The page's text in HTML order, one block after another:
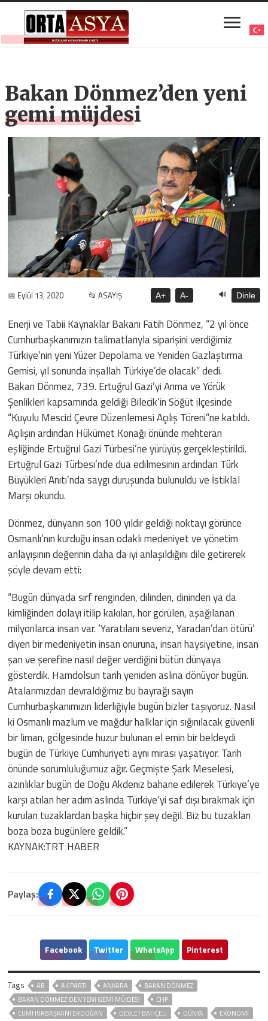
Bakan Dönmez’den yeni
gemi müjdesi
📅 Eylül 13, 2020 📂 ASAYİŞ A+ A- 🔊 Dinle
Enerji ve Tabii Kaynaklar Bakanı Fatih Dönmez, “2 yıl önce
Cumhurbaşkanımızın talimatlarıyla siparişini verdiğimiz
Türkiye’nin yeni Yüzer Depolama ve Yeniden Gazlaştırma
Gemisi, yıl sonunda inşallah Türkiye’de olacak” dedi.
Bakan Dönmez, 739. Ertuğrul Gazi’yi Anma ve Yörük
Şenlikleri kapsamında geldiği Bilecik’in Söğüt ilçesinde
“Kuyulu Mescid Çevre Düzenlemesi Açılış Töreni”ne katıldı.
Açılışın ardından Hükümet Konağı önünde mehteran
eşliğinde Ertuğrul Gazi Türbesi’ne yürüyüş gerçekleştirildi.
Ertuğrul Gazi Türbesi’nde dua edilmesinin ardından Türk
Büyükleri Anıtı’nda saygı duruşunda bulunuldu ve İstiklal
Marşı okundu.
Dönmez, dünyanın son 100 yıldır geldiği noktayı görünce
Osmanlı’nın kurduğu insan odaklı medeniyet ve yönetim
anlayışının değerinin daha da iyi anlaşıldığını dile getirerek
şöyle devam etti:
“Bugün dünyada sırf renginden, dilinden, dininden ya da
kimliğinden dolayı itilip kakılan, hor görülen, aşağılanan
milyonlarca insan var. ‘Yaratılanı severiz, Yaradan’dan ötürü’
diyen bir medeniyetin insan onuruna, insan haysiyetine, insan
şan ve şerefine nasıl değer verdiğini bütün dünyaya
gösterdik. Hamdolsun tarih yeniden aslına dönüyor bugün.
Atalarımızdan devraldığımız bu bayrağı sayın
Cumhurbaşkanımızın liderliğiyle bugün bizler taşıyoruz. Nasıl
ki Osmanlı mazlum ve mağdur halklar için sığınılacak güvenli
bir liman, gölgesinde huzur bulunan el emin bir beldeydi
bugün de Türkiye Cumhuriyeti aynı mirası yaşatıyor. Tarih
önünde sorumluluğumuz ağır. Geçmişte Şark Meselesi,
azınlıklar bugün de Doğu Akdeniz bahane edilerek Türkiye’ye
karşı atılan her adım aslında Türkiye’yi saf dışı bırakmak için
kurulan tuzaklardan başka hiçbir şey değil. Biz bu tuzakları
boza boza bugünlere geldik.”
KAYNAK:TRT HABER
Paylaş:
Facebook Twitter WhatsApp Pinterest
Tags AB AK PARTİ ANKARA
BAKAN DÖNMEZ
BAKAN DÖNMEZ'DEN YENI GEMI MÜJDESI
CHP
CUMHURBAŞKANI ERDOĞAN
DEVLET BAHÇELİ DÜNYA
EKONOMİ